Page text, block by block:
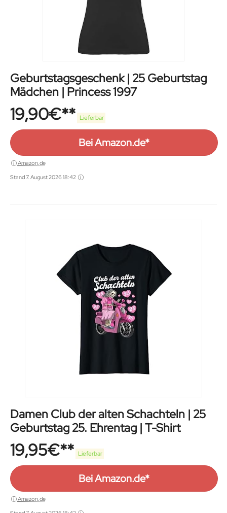
Geburtstagsgeschenk | 25 Geburtstag
Mädchen | Princess 1997
19,90€ Lieferbar
Bei Amazon.de*
Amazon.de
Stand 7. August 2026 18:42
Damen Club der alten Schachteln | 25
Geburtstag 25. Ehrentag | T-Shirt
19,95€ Lieferbar
Bei Amazon.de*
Amazon.de